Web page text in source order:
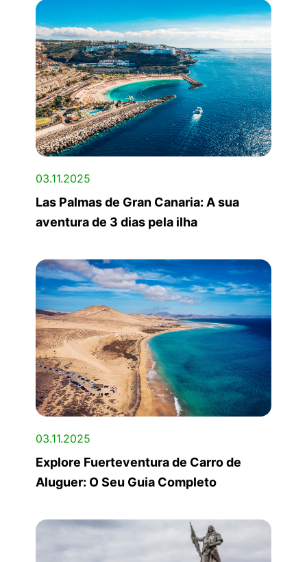
03.11.2025
Las Palmas de Gran Canaria: A sua
aventura de 3 dias pela ilha
03.11.2025
Explore Fuerteventura de Carro de
Aluguer: O Seu Guia Completo